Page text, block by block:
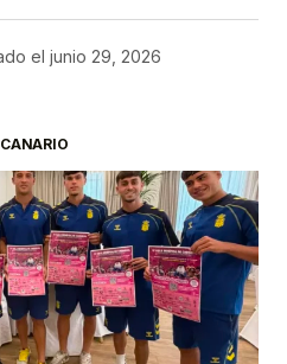
el junio 29, 2026